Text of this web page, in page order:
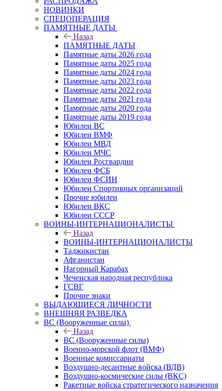
НОВИНКИ
СПЕЦОПЕРАЦИЯ
ПАМЯТНЫЕ ДАТЫ
Назад
ПАМЯТНЫЕ ДАТЫ
Памятные даты 2026 года
Памятные даты 2025 года
Памятные даты 2024 года
Памятные даты 2023 года
Памятные даты 2022 года
Памятные даты 2021 года
Памятные даты 2020 года
Памятные даты 2019 года
Юбилеи ВС
Юбилеи ВМФ
Юбилеи МВД
Юбилеи МЧС
Юбилеи Росгвардии
Юбилеи ФСБ
Юбилеи ФСИН
Юбилеи Спортивных организаций
Прочие юбилеи
Юбилеи ВКС
Юбилеи СССР
ВОИНЫ-ИНТЕРНАЦИОНАЛИСТЫ
Назад
ВОИНЫ-ИНТЕРНАЦИОНАЛИСТЫ
Таджикистан
Афганистан
Нагорный Карабах
Чеченская народная республика
ГСВГ
Прочие знаки
ВЫДАЮЩИЕСЯ ЛИЧНОСТИ
ВНЕШНЯЯ РАЗВЕДКА
ВС (Вооруженные силы)
Назад
ВС (Вооруженные силы)
Военно-морской флот (ВМФ)
Военные комиссариаты
Воздушно-десантные войска (ВДВ)
Воздушно-космические силы (ВКС)
Ракетные войска стратегического назначения